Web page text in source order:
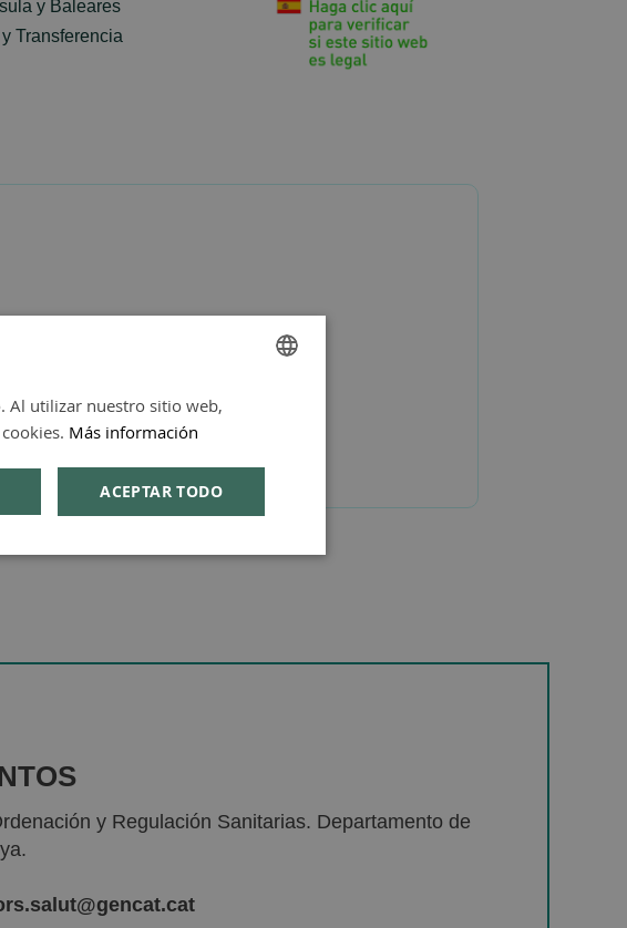
y Baleares
Transferencia
y Regulación Sanitarias. Departamento de
Al utilizar nuestro sitio web,
Más información
ACEPTAR TODO